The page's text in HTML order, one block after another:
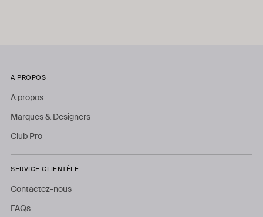
A PROPOS
A propos
Marques & Designers
Club Pro
SERVICE CLIENTÈLE
Contactez-nous
FAQs